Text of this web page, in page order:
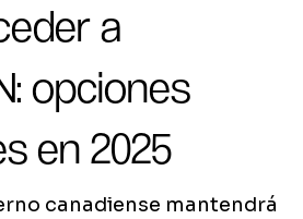
a
opciones
en 2025
canadiense mantendrá